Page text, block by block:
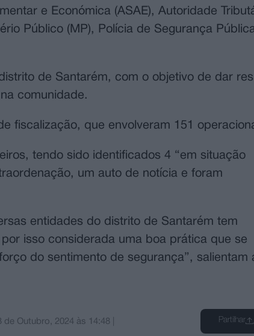
e Económica (ASAE), Autoridade
Público (MP), Polícia de Segurança
de Santarém, com o objetivo de dar
comunidade.
fiscalização, que envolveram 151
tendo sido identificados 4 “em situação
um auto de notícia e foram
entidades do distrito de Santarém tem
isso considerada uma boa prática que se
do sentimento de segurança”, salientam
de Outubro, 2024 às 14:48 Partilhar